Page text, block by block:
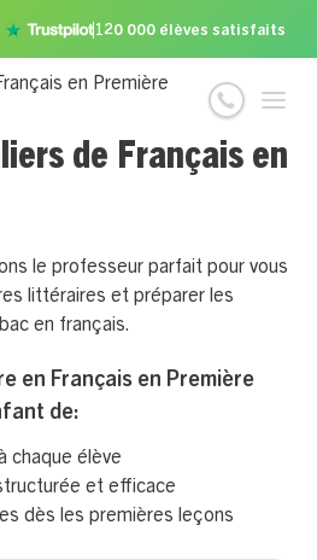
120 000 élèves satisfaits
de Français en
le professeur parfait pour vous
littéraires et préparer les
en français.
en Français en Première
de:
chaque élève
et efficace
dès les premières leçons